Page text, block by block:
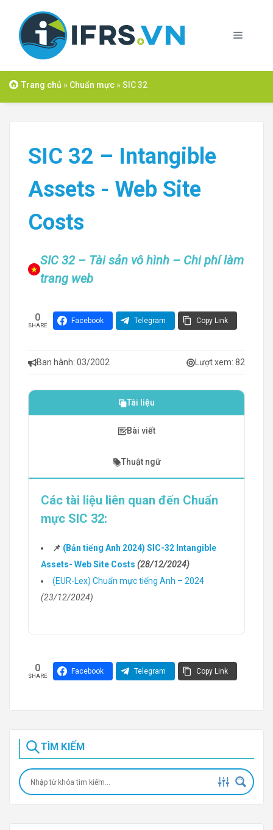
content
Menu
Trang chủ » Chuẩn mực»SIC 32
SIC 32 – Intangible
Assets - Web Site
Costs
SIC 32 – Tài sản vô hình – Chi phí làm
trang web
0
SHARE
Facebook Telegram Copy Link
Ban hành: 03/2002 Lượt xem: 82
Tài liệu
Bài viết
Thuật ngữ
Các tài liệu liên quan đến Chuẩn
mực SIC 32:
📌 (Bản tiếng Anh 2024) SIC-32 Intangible
Assets- Web Site Costs (28/12/2024)
(EUR-Lex) Chuẩn mực tiếng Anh – 2024
(23/12/2024)
0
SHARE
Facebook Telegram Copy Link
TÌM KIẾM